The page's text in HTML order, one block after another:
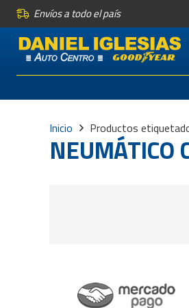
Envíos a todo el país
Inicio Productos
NEUMÁTICO